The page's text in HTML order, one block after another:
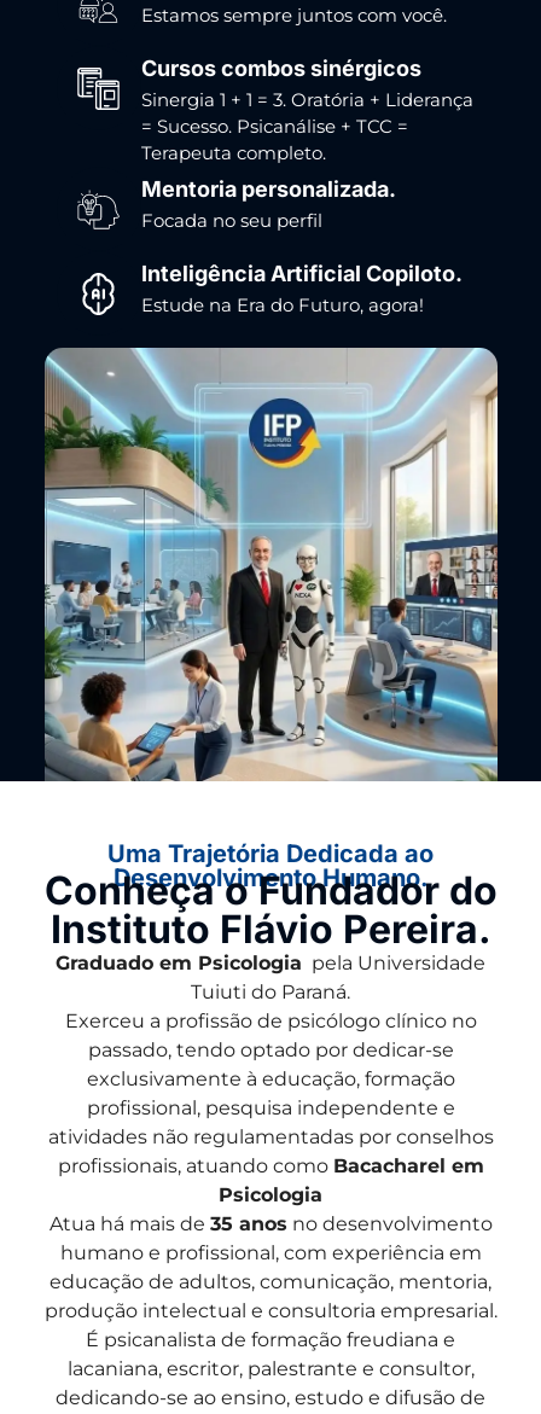
Estamos sempre juntos com você.
Cursos combos sinérgicos
Sinergia 1 + 1 = 3. Oratória + Liderança
= Sucesso. Psicanálise + TCC =
Terapeuta completo.
Mentoria personalizada.
Focada no seu perfil
Inteligência Artificial Copiloto.
Estude na Era do Futuro, agora!
Uma Trajetória Dedicada ao
Desenvolvimento Humano.
Conheça o Fundador do
Instituto Flávio Pereira.
Graduado em Psicologia pela Universidade
Tuiuti do Paraná.
Exerceu a profissão de psicólogo clínico no
passado, tendo optado por dedicar-se
exclusivamente à educação, formação
profissional, pesquisa independente e
atividades não regulamentadas por conselhos
profissionais, atuando como Bacacharel em
Psicologia
Atua há mais de 35 anos no desenvolvimento
humano e profissional, com experiência em
educação de adultos, comunicação, mentoria,
produção intelectual e consultoria empresarial.
É psicanalista de formação freudiana e
lacaniana, escritor, palestrante e consultor,
dedicando-se ao ensino, estudo e difusão de